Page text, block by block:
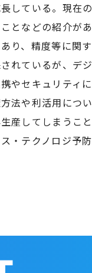
している。現在
となどの紹介が
り、精度等に関
れているが、デ
やセキュリティ
法や利活用につ
産してしまうこ
・テクノロジ予